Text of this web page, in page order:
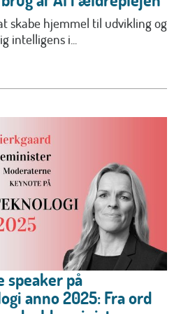
skabe hjemmel til udvikling og
intelligens i...
speaker på
anno 2025: Fra ord